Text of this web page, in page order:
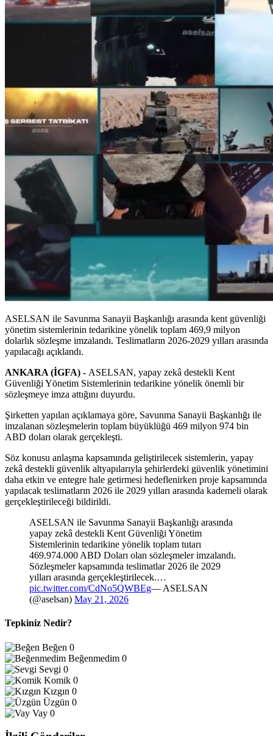
ASELSAN ile Savunma Sanayii Başkanlığı arasında kent güvenliği
yönetim sistemlerinin tedarikine yönelik toplam 469,9 milyon
dolarlık sözleşme imzalandı. Teslimatların 2026-2029 yılları arasında
yapılacağı açıklandı.
ANKARA (İGFA) - ASELSAN, yapay zekâ destekli Kent
Güvenliği Yönetim Sistemlerinin tedarikine yönelik önemli bir
sözleşmeye imza attığını duyurdu.
Şirketten yapılan açıklamaya göre, Savunma Sanayii Başkanlığı ile
imzalanan sözleşmelerin toplam büyüklüğü 469 milyon 974 bin
ABD doları olarak gerçekleşti.
Söz konusu anlaşma kapsamında geliştirilecek sistemlerin, yapay
zekâ destekli güvenlik altyapılarıyla şehirlerdeki güvenlik yönetimini
daha etkin ve entegre hale getirmesi hedeflenirken proje kapsamında
yapılacak teslimatların 2026 ile 2029 yılları arasında kademeli olarak
gerçekleştirileceği bildirildi.
ASELSAN ile Savunma Sanayii Başkanlığı arasında
yapay zekâ destekli Kent Güvenliği Yönetim
Sistemlerinin tedarikine yönelik toplam tutarı
469.974.000 ABD Doları olan sözleşmeler imzalandı.
Sözleşmeler kapsamında teslimatlar 2026 ile 2029
yılları arasında gerçekleştirilecek.…
pic.twitter.com/CdNo5QWBEg— ASELSAN
(@aselsan) May 21, 2026
Tepkiniz Nedir?
Beğen 0
Beğenmedim 0
Sevgi 0
Komik 0
Kızgın 0
Üzgün 0
Vay 0